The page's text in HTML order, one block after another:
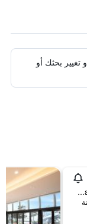
تغيير بحثك أو
11-10, Haesuyokjang 3-Gil, بوريونغ, كوريا الجنوبية